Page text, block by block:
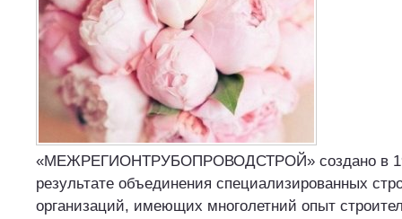
«МЕЖРЕГИОНТРУБОПРОВОДСТРОЙ» создано в
результате объединения специализированных
организаций, имеющих многолетний опыт